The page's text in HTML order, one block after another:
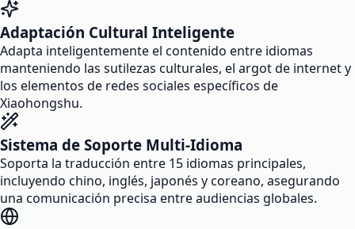
Adaptación Cultural Inteligente
Adapta inteligentemente el contenido entre idiomas
manteniendo las sutilezas culturales, el argot de internet y
los elementos de redes sociales específicos de
Xiaohongshu.
Sistema de Soporte Multi-Idioma
Soporta la traducción entre 15 idiomas principales,
incluyendo chino, inglés, japonés y coreano, asegurando
una comunicación precisa entre audiencias globales.